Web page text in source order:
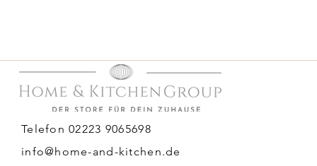
Telefon 02223 9065698
info@home-and-kitchen.de